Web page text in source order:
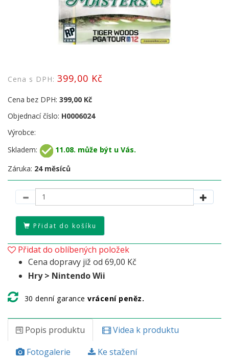
Cena s DPH: 399,00 Kč
Cena bez DPH: 399,00 Kč
Objednací číslo: H0006024
Výrobce:
Skladem:
11.08. může být u Vás.
Záruka: 24 měsíců
Přidat do košíku
Přidat do oblíbených položek
Cena dopravy již od 69,00 Kč
Hry > Nintendo Wii
30 denní garance vrácení peněz.
Popis produktu
Videa k produktu
Fotogalerie
Ke stažení